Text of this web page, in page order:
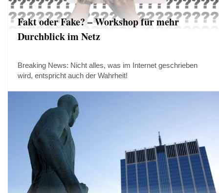
Fakt oder Fake? – Workshop für mehr
Durchblick im Netz
Breaking News: Nicht alles, was im Internet geschrieben
wird, entspricht auch der Wahrheit!